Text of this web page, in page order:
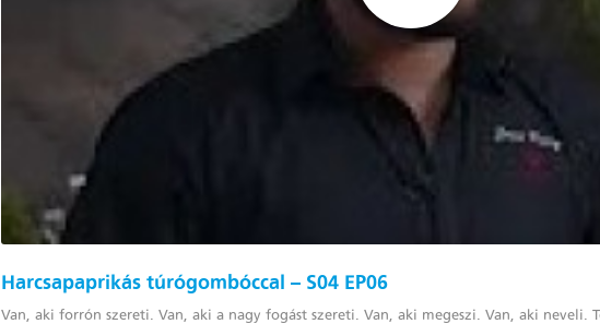
Harcsapaprikás túrógombóccal – S04 EP06
Van, aki forrón szereti. Van, aki a nagy fogást szereti. Van, aki megeszi. Van, aki neveli.